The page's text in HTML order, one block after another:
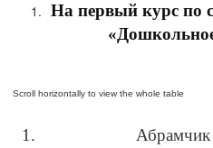
На первый курс по
1. Абрамчик